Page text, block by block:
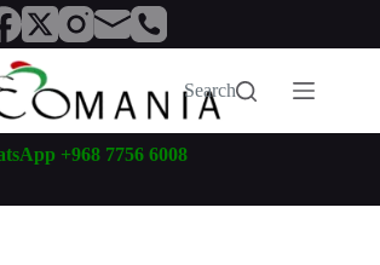
Search
+968 7756 6008